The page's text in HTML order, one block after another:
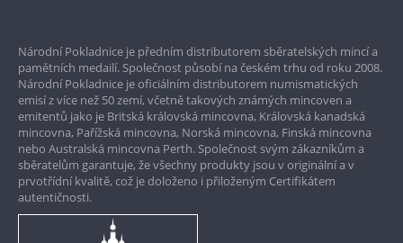
Garance nejvyšší kvality
Pouze originální produkty
Národní Pokladnice je předním distributorem sběratelských mincí a
pamětních medailí. Společnost působí na českém trhu od roku 2008.
Národní Pokladnice je oficiálním distributorem numismatických
emisí z více než 50 zemí, včetně takových známých mincoven a
emitentů jako je Britská královská mincovna, Královská kanadská
mincovna, Pařížská mincovna, Norská mincovna, Finská mincovna
nebo Australská mincovna Perth. Společnost svým zákazníkům a
sběratelům garantuje, že všechny produkty jsou v originální a v
prvotřídní kvalitě, což je doloženo i přiloženým Certifikátem
autentičnosti.